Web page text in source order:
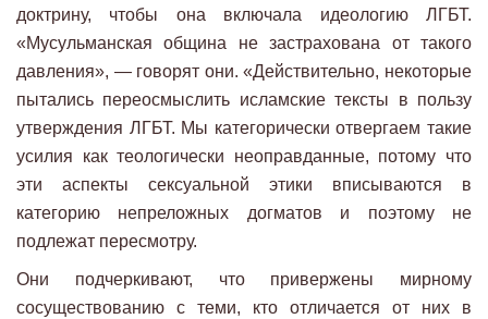
доктрину, чтобы она включала идеологию ЛГБТ.
«Мусульманская община не застрахована от такого
давления», — говорят они. «Действительно, некоторые
пытались переосмыслить исламские тексты в пользу
утверждения ЛГБТ. Мы категорически отвергаем такие
усилия как теологически неоправданные, потому что
эти аспекты сексуальной этики вписываются в
категорию непреложных догматов и поэтому не
подлежат пересмотру.
Они подчеркивают, что привержены мирному
сосуществованию с теми, кто отличается от них в